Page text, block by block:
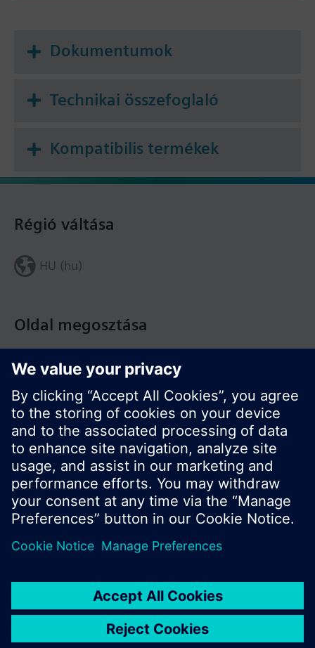
Dokumentumok
Technikai összefoglaló
Kompatibilis termékek
Oldal megosztása
Régió váltása
HU (hu)
© Siemens Switzerland Ltd. Building Technologies
Division - 2016
A termékválaszték és az árak országonként
Biztonsági előírás
A felhasználás feltételei